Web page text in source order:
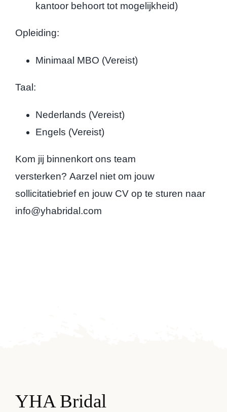
kantoor behoort tot mogelijkheid)
Opleiding:
Minimaal MBO (Vereist)
Taal:
Nederlands (Vereist)
Engels (Vereist)
Kom jij binnenkort ons team
versterken? Aarzel niet om jouw
sollicitatiebrief en jouw CV op te sturen naar
info@yhabridal.com
YHA Bridal